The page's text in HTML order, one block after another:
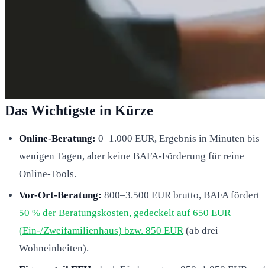
Das Wichtigste in Kürze
Online-Beratung: 0–1.000 EUR, Ergebnis in Minuten bis
wenigen Tagen, aber keine BAFA-Förderung für reine
Online-Tools.
Vor-Ort-Beratung: 800–3.500 EUR brutto, BAFA fördert
50 % der Beratungskosten, gedeckelt auf 650 EUR
(Ein-/Zweifamilienhaus) bzw. 850 EUR(ab drei
Wohneinheiten).